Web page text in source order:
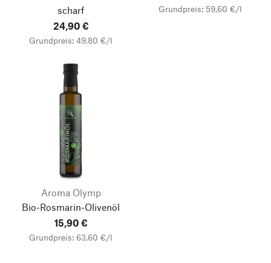
scharf
24,90 €
Grundpreis: 49,80 €/l
Grundpreis: 59,60 €/l
Aroma Olymp
Bio-Rosmarin-Olivenöl
15,90 €
Grundpreis: 63,60 €/l